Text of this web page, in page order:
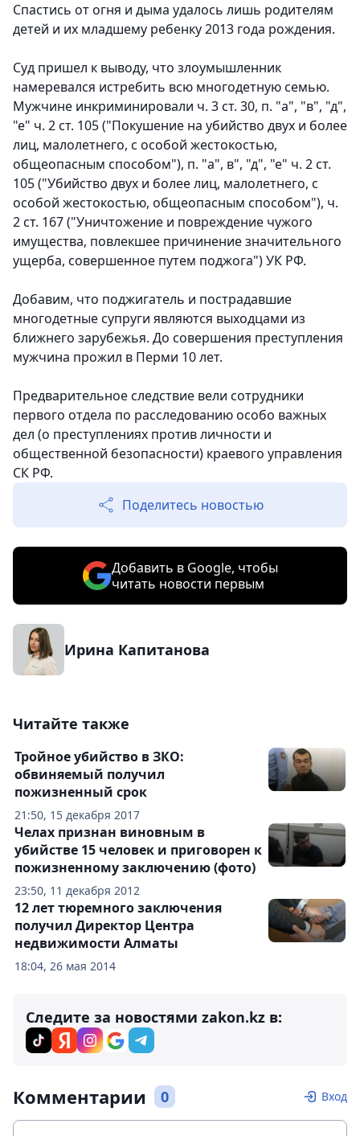
Спастись от огня и дыма удалось лишь родителям
детей и их младшему ребенку 2013 года рождения.
Суд пришел к выводу, что злоумышленник
намеревался истребить всю многодетную семью.
Мужчине инкриминировали ч. 3 ст. 30, п. "а", "в", "д",
"е" ч. 2 ст. 105 ("Покушение на убийство двух и более
лиц, малолетнего, с особой жестокостью,
общеопасным способом"), п. "а", в", "д", "е" ч. 2 ст.
105 ("Убийство двух и более лиц, малолетнего, с
особой жестокостью, общеопасным способом"), ч.
2 ст. 167 ("Уничтожение и повреждение чужого
имущества, повлекшее причинение значительного
ущерба, совершенное путем поджога") УК РФ.
Добавим, что поджигатель и пострадавшие
многодетные супруги являются выходцами из
ближнего зарубежья. До совершения преступления
мужчина прожил в Перми 10 лет.
Предварительное следствие вели сотрудники
первого отдела по расследованию особо важных
дел (о преступлениях против личности и
общественной безопасности) краевого управления
СК РФ.
Поделитесь новостью
Добавить в Google, чтобы
читать новости первым
Ирина Капитанова
Читайте также
21:50, 15 декабря 2017
Тройное убийство в ЗКО:
обвиняемый получил
пожизненный срок
23:50, 11 декабря 2012
Челах признан виновным в
убийстве 15 человек и приговорен к
пожизненному заключению (фото)
18:04, 26 мая 2014
12 лет тюремного заключения
получил Директор Центра
недвижимости Алматы
Следите за новостями zakon.kz в:
Комментарии 0 Вход